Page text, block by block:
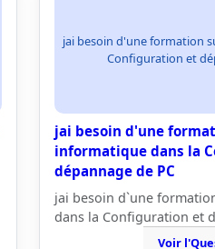
jai besoin d'une formation
Configuration et
jai besoin d'une
informatique dans la
dépannage de PC
jai besoin d`une
dans la Configuration et
Voir